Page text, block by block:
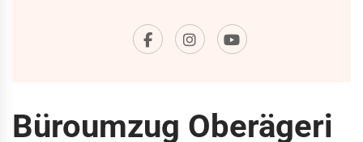
Büroumzug Oberägeri